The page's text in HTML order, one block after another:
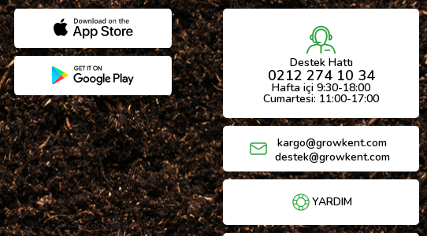
Destek Hattı
0212 274 10 34
Hafta içi 9:30-18:00
Cumartesi: 11:00-17:00
kargo@growkent.com
destek@growkent.com
YARDIM